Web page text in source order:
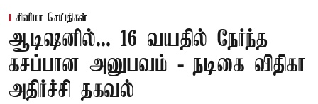
சினிமா செய்திகள்
ஆடிஷனில்... 16 வயதில் நேர்ந்த
கசப்பான அனுபவம் - நடிகை விதிகா
அதிர்ச்சி தகவல்